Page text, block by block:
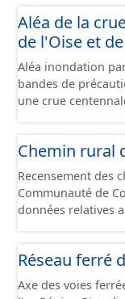
conformément aux
Économiques. Ce
delà des
Aléa de la
de l'Oise et
Aléa inondation
bandes de
une crue
Chemin rural
Recensement des
Communauté de
données relatives
générales du
les informations
relevées sur le
Réseau ferré
Axe des voies